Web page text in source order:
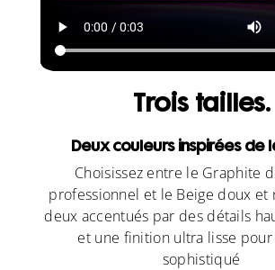
Trois tailles.
Deux couleurs inspirées de
Choisissez entre le Graphite
professionnel et le Beige doux et
deux accentués par des détails
et une finition ultra lisse
sophistiqué